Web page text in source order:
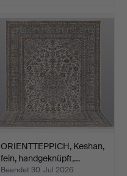
ORIENTTEPPICH, Keshan,
fein, handgeknüpft,…
Beendet 30. Jul 2026